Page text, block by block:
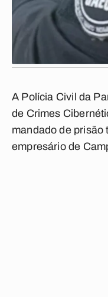
A Polícia Civil da
de Crimes
mandado de prisão
empresário de